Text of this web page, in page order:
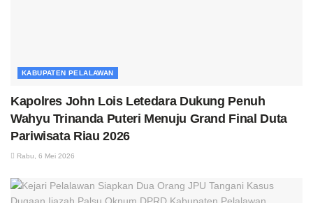
KABUPATEN PELALAWAN
Kapolres John Lois Letedara Dukung Penuh
Wahyu Trinanda Puteri Menuju Grand Final Duta
Pariwisata Riau 2026
Rabu, 6 Mei 2026